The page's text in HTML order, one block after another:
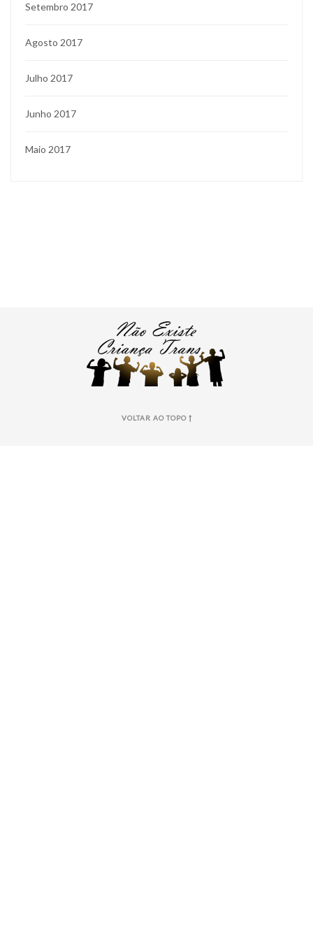
Setembro 2017
Agosto 2017
Julho 2017
Junho 2017
Maio 2017
VOLTAR AO TOPO